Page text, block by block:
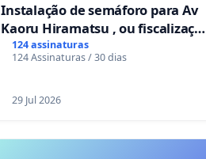
Instalação de semáforo para Av
Kaoru Hiramatsu , ou fiscalização
Eletrônica
124 assinaturas
124 Assinaturas / 30 dias
29 Jul 2026